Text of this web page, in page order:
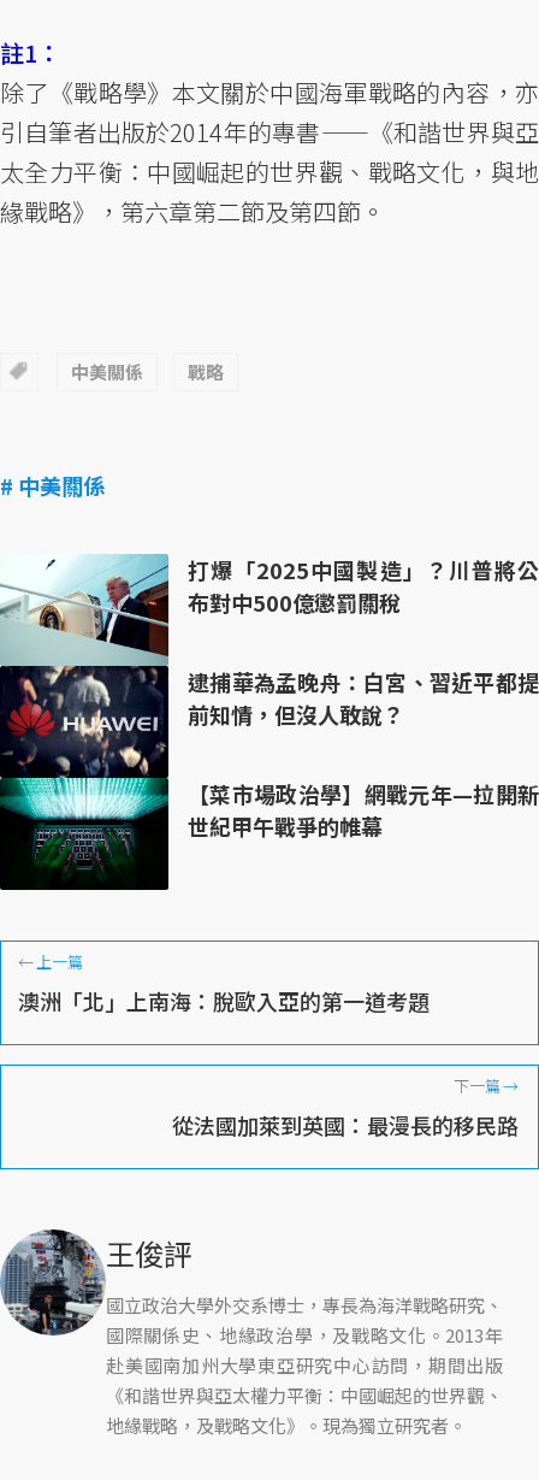
註1：
除了《戰略學》本文關於中國海軍戰略的內容，亦
引自筆者出版於2014年的專書——《和諧世界與亞
太全力平衡：中國崛起的世界觀、戰略文化，與地
緣戰略》，第六章第二節及第四節。
中美關係 戰略
# 中美關係
打爆「2025中國製造」？川普將公
布對中500億懲罰關稅
逮捕華為孟晚舟：白宮、習近平都提
前知情，但沒人敢說？
【菜市場政治學】網戰元年—拉開新
世紀甲午戰爭的帷幕
←上一篇
澳洲「北」上南海：脫歐入亞的第一道考題
下一篇→
從法國加萊到英國：最漫長的移民路
王俊評
國立政治大學外交系博士，專長為海洋戰略研究、
國際關係史、地緣政治學，及戰略文化。2013年
赴美國南加州大學東亞研究中心訪問，期間出版
《和諧世界與亞太權力平衡：中國崛起的世界觀、
地緣戰略，及戰略文化》。現為獨立研究者。